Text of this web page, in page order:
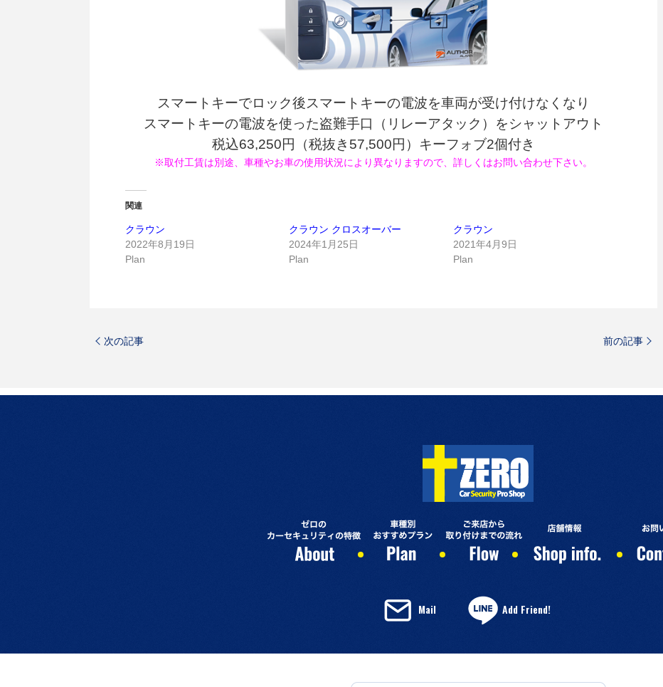
スマートキーでロック後スマートキーの電波を車両が受け付けなくなり
スマートキーの電波を使った盗難手口（リレーアタック）をシャットアウト
税込63,250円（税抜き57,500円）キーフォブ2個付き
※取付工賃は別途、車種やお車の使用状況により異なりますので、詳しくはお問い合わせ下さい。
関連
クラウン
2022年8月19日
Plan
クラウン クロスオーバー
2024年1月25日
Plan
クラウン
2021年4月9日
Plan
次の記事 前の記事
Mail Add Friend!